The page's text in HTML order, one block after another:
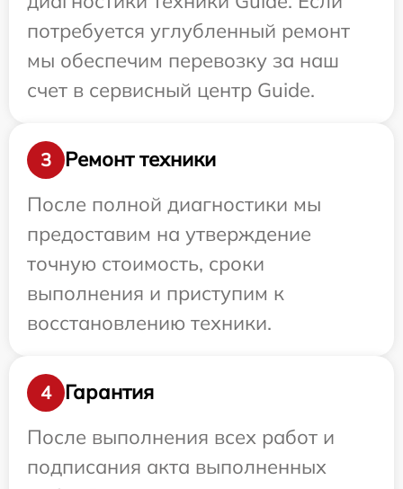
потребуется углубленный ремонт
мы обеспечим перевозку за наш
счет в сервисный центр Guide.
3
Ремонт техники
После полной диагностики мы
предоставим на утверждение
точную стоимость, сроки
выполнения и приступим к
восстановлению техники.
4
Гарантия
После выполнения всех работ и
подписания акта выполненных